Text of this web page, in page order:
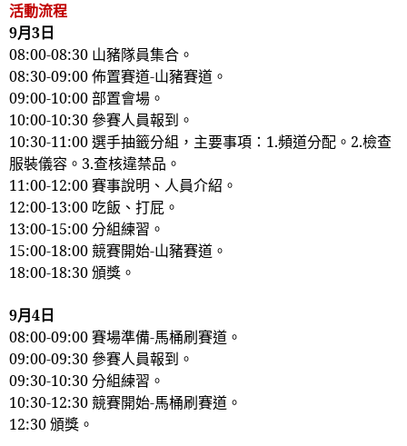
活動流程
9月3日
08:00-08:30 山豬隊員集合。
08:30-09:00佈置賽道-山豬賽道。
09:00-10:00部置會場。
10:00-10:30參賽人員報到。
10:30-11:00選手抽籤分組，主要事項： 1.頻道分配。 2.檢查
服裝儀容。 3.查核違禁品。
11:00-12:00賽事說明、人員介紹。
12:00-13:00 吃飯、打屁。
13:00-15:00分組練習。
15:00-18:00 競賽開始-山豬賽道。
18:00-18:30頒獎。
9月4日
08:00-09:00賽場準備-馬桶刷賽道。
09:00-09:30參賽人員報到。
09:30-10:30分組練習。
10:30-12:30 競賽開始-馬桶刷賽道。
12:30頒獎。